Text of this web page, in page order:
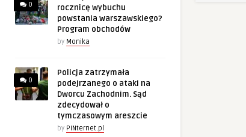
0
rocznicę wybuchu
powstania warszawskiego?
Program obchodów
by Monika
0
Policja zatrzymała
podejrzanego o ataki na
Dworcu Zachodnim. Sąd
zdecydował o
tymczasowym areszcie
by PINternet.pl